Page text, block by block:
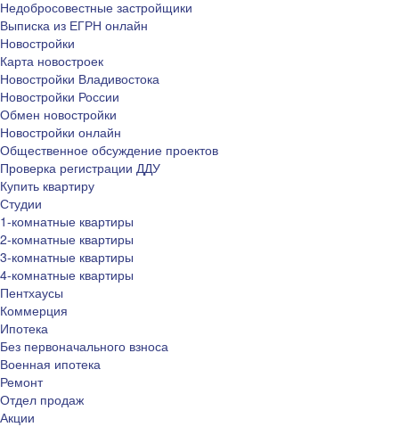
Недобросовестные застройщики
Выписка из ЕГРН онлайн
Новостройки
Карта новостроек
Новостройки Владивостока
Новостройки России
Обмен новостройки
Новостройки онлайн
Общественное обсуждение проектов
Проверка регистрации ДДУ
Купить квартиру
Студии
1-комнатные квартиры
2-комнатные квартиры
3-комнатные квартиры
4-комнатные квартиры
Пентхаусы
Коммерция
Ипотека
Без первоначального взноса
Военная ипотека
Ремонт
Отдел продаж
Акции